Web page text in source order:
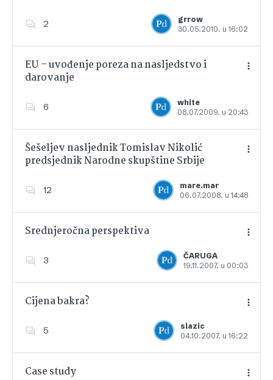
2
grrow
30.05.2010. u 16:02
EU – uvođenje poreza na nasljedstvo i
darovanje
6
white
08.07.2009. u 20:43
Dodajte u favorite
Šešeljev nasljednik Tomislav Nikolić
predsjednik Narodne skupštine Srbije
12
mare.mar
06.07.2008. u 14:48
Dodajte u favorite
Srednjeročna perspektiva
3
ČARUGA
19.11.2007. u 00:03
Dodajte u favorite
Cijena bakra?
5
slazic
04.10.2007. u 16:22
Dodajte u favorite
Case study